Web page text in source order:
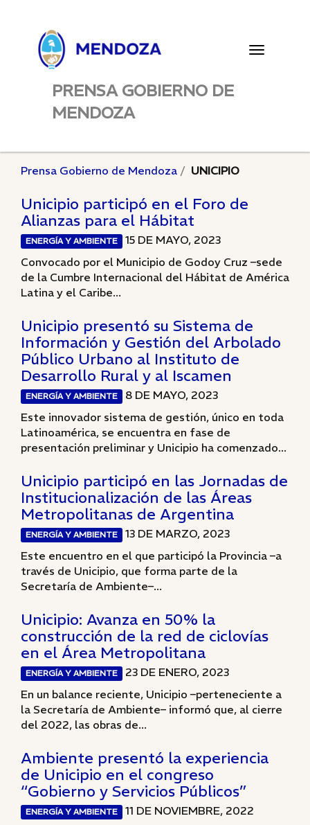
Toggle
PRENSA GOBIERNO DE
MENDOZA
Prensa Gobierno de Mendoza UNICIPIO
Unicipio participó en el Foro de
Alianzas para el Hábitat
ENERGÍA Y AMBIENTE
15 DE MAYO, 2023
Convocado por el Municipio de Godoy Cruz –sede
de la Cumbre Internacional del Hábitat de América
Latina y el Caribe...
Unicipio presentó su Sistema de
Información y Gestión del Arbolado
Público Urbano al Instituto de
Desarrollo Rural y al Iscamen
ENERGÍA Y AMBIENTE
8 DE MAYO, 2023
Este innovador sistema de gestión, único en toda
Latinoamérica, se encuentra en fase de
presentación preliminar y Unicipio ha comenzado...
Unicipio participó en las Jornadas de
Institucionalización de las Áreas
Metropolitanas de Argentina
ENERGÍA Y AMBIENTE
13 DE MARZO, 2023
Este encuentro en el que participó la Provincia –a
través de Unicipio, que forma parte de la
Secretaría de Ambiente–...
Unicipio: Avanza en 50% la
construcción de la red de ciclovías
en el Área Metropolitana
ENERGÍA Y AMBIENTE
23 DE ENERO, 2023
En un balance reciente, Unicipio –perteneciente a
la Secretaría de Ambiente– informó que, al cierre
del 2022, las obras de...
Ambiente presentó la experiencia
de Unicipio en el congreso
“Gobierno y Servicios Públicos”
ENERGÍA Y AMBIENTE
11 DE NOVIEMBRE, 2022